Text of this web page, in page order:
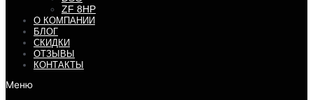
ZF 8HP
О КОМПАНИИ
БЛОГ
СКИДКИ
ОТЗЫВЫ
КОНТАКТЫ
Меню